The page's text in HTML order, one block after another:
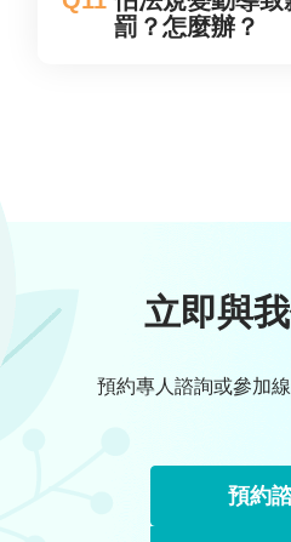
罰？怎麼辦？
立即與
預約專人諮詢或參加
預約